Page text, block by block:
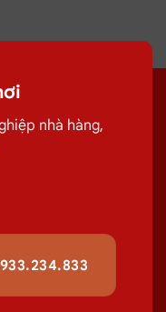
nhà hàng,